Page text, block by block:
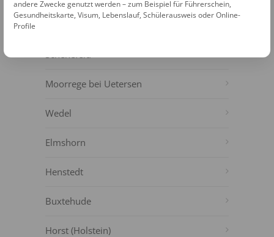
Schenefeld
Moorrege bei Uetersen
Wedel
Elmshorn
Henstedt
Buxtehude
Horst (Holstein)
andere Zwecke genutzt werden – zum Beispiel für Führerschein,
Gesundheitskarte, Visum, Lebenslauf, Schülerausweis oder Online-
Profile